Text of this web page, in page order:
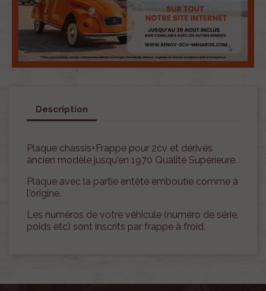
Description
Plaque chassis+Frappe pour 2cv et dérivés
ancien modèle jusqu'en 1970 Qualité Supérieure.
Plaque avec la partie entête emboutie comme à
l'origine.
Les numéros de votre véhicule (numéro de série,
poids etc) sont inscrits par frappe à froid.